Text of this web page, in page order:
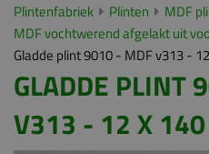
Plintenfabriek Plinten
MDF
MDF vochtwerend afgelakt uit
Gladde plint 9010 - MDF v313 -
GLADDE PLINT
V313 - 12 X